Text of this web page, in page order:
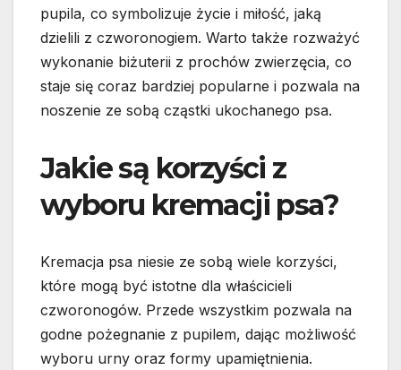
pupila, co symbolizuje życie i miłość, jaką
dzielili z czworonogiem. Warto także rozważyć
wykonanie biżuterii z prochów zwierzęcia, co
staje się coraz bardziej popularne i pozwala na
noszenie ze sobą cząstki ukochanego psa.
Jakie są korzyści z
wyboru kremacji psa?
Kremacja psa niesie ze sobą wiele korzyści,
które mogą być istotne dla właścicieli
czworonogów. Przede wszystkim pozwala na
godne pożegnanie z pupilem, dając możliwość
wyboru urny oraz formy upamiętnienia.